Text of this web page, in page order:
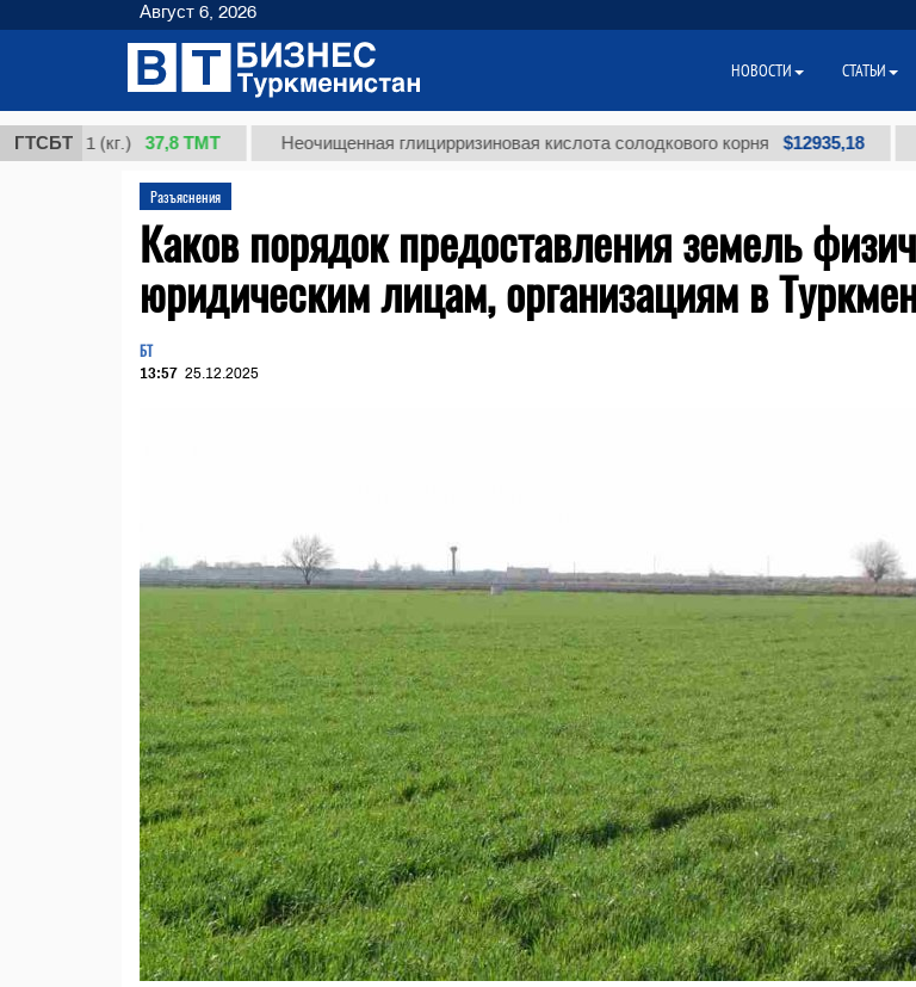
ГТСБТ
1 (кг.) 37,8 ТМТ Неочищенная глицирризиновая кислота солодкового корня $12935,18 Мазут
Разъяснения
Каков порядок предоставления земель
юридическим лицам, организациям в
БТ
13:57 25.12.2025
Август 6, 2026
НОВОСТИ СТАТЬИ